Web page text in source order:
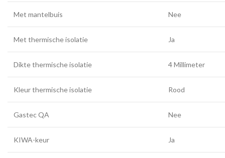
Met mantelbuis Nee
Met thermische isolatie Ja
Dikte thermische isolatie 4 Millimeter
Kleur thermische isolatie Rood
Gastec QA Nee
KIWA-keur Ja